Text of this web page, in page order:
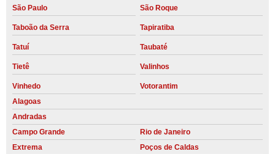
São Paulo São Roque
Taboão da Serra Tapiratiba
Tatuí Taubaté
Tietê Valinhos
Vinhedo
Votorantim
Alagoas
Andradas
Campo Grande
Rio de Janeiro
Extrema
Poços de Caldas